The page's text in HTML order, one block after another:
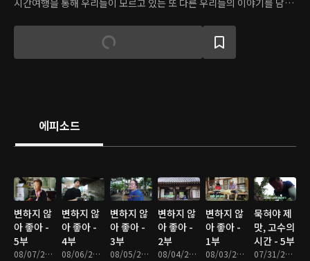
시간여행을 통해 우리들이 모르고 있는 또 다른 우리들의 이야기를 담아
에피소드
변하지 않
아 좋아 -
5부
08/07/2026 • 17분
변하지 않
아 좋아 -
4부
08/06/2026 • 17분
변하지 않
아 좋아 -
3부
08/05/2026 • 18분
변하지 않
아 좋아 -
2부
08/04/2026 • 17분
변하지 않
아 좋아 -
1부
08/03/2026 • 17분
묵혀야 제
맛, 고수의
시간 - 5부
07/31/2026 • 17분